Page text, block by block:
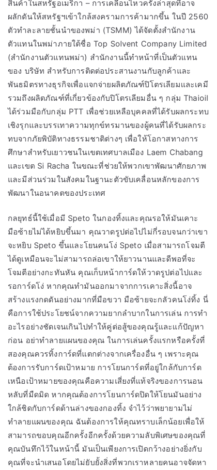
สินค้าในสหรัฐอเมริกา – การเคลื่อนไหวครั้งล่าสุดที่อาจ
ผลักดันให้สหรัฐฯเข้าใกล้สงครามการค้ามากขึ้น ในปี 2560
ตัวทำละลายชั้นนำของพม่า (TSMM) ได้จัดตั้งสำนักงาน
ตัวแทนในพม่าภายใต้ชื่อ Top Solvent Company Limited
(สำนักงานตัวแทนพม่า) สำนักงานนี้ทำหน้าที่เป็นตัวแทน
ของ บริษัท สำหรับการติดต่อประสานงานกับลูกค้าและ
พันธมิตรทางธุรกิจเพื่อแจกจ่ายผลิตภัณฑ์ปิโตรเลียมและเคมี
รวมถึงผลิตภัณฑ์ที่เกี่ยวข้องกับปิโตรเลียมอื่น ๆ กลุ่ม Thaioil
ได้ร่วมมือกับกลุ่ม PTT เพื่อช่วยเหลือบุคคลที่ได้รับผลกระทบ
เชิงรุกและบรรเทาความทุกข์ทรมานของผู้คนที่ได้รับผลกระ
ทบจากภัยพิบัติทางธรรมชาติต่างๆ เพื่อให้โอกาสทางการ
ศึกษาสำหรับเยาวชนในเขตเทศบาลเมือง Laem Chabang
และเขต Si Racha ในขณะที่ช่วยให้พวกเขาพัฒนาศักยภาพ
และมีส่วนร่วมในสังคมในฐานะตัวขับเคลื่อนหลักของการ
พัฒนาในอนาคตของประเทศ
กลยุทธ์นี้ใช้เมื่อมี Speto ในกองทิ้งและคุณรอให้มันเคาะ
มือซ้ายไม่ได้หยิบขึ้นมา คุณวาดรูปต่อไปไม่กี่รอบจนกว่าเขา
จะหยิบ Speto ขึ้นและโยนคนโง่ Speto เมื่อสามารถโจมตี
ได้ดูเหมือนจะไม่สามารถล่อเขาให้ยาวนานและดีพอที่จะ
โจมตีอย่างกะทันหัน คุณเก็บหน้าการ์ดให้วาดรูปต่อไปและ
รอการ์ดโง่ หากคุณทำมันออกมาจากการเคาะสิ่งนี้อาจ
สร้างแรงกดดันอย่างมากที่มือขวา มือซ้ายจะกลัวคนโง่ทิ้ง นี่
คือการใช้ประโยชน์จากความยากลำบากในการเล่น การทำ
อะไรอย่างชัดเจนเกินไปทำให้คู่ต่อสู้ของคุณรู้และแก้ปัญหา
ก่อน อย่าทำลายแผนของคุณ ในการเล่นครั้งแรกหรือครั้งที่
สองคุณควรทิ้งการ์ดที่แตกต่างจากเครื่องอื่น ๆ เพราะคุณ
ต้องการรับการ์ดเป้าหมาย การโยนการ์ดที่อยู่ใกล้กับการ์ด
เหนือเป้าหมายของคุณคือความเสี่ยงที่แท้จริงของการนอน
หลับที่มืดมิด หากคุณต้องการโยนการ์ดปิดให้โยนมันอย่าง
ใกล้ชิดกับการ์ดด้านล่างของกองทิ้ง จำไว้ว่าพยายามไม่
ทำลายแผนของคุณ ฉันต้องการให้คุณทราบเล็กน้อยเพื่อให้
สามารถขอบคุณอีกครั้งอีกครั้งด้วยความลับพิเศษของคุณที่
คุณบันทึกไว้ในหน้านี้ มันเป็นเพียงการเปิดกว้างอย่างยิ่งกับ
คุณที่จะนำเสนอโดยไม่ยับยั้งสิ่งที่พวกเราหลายคนอาจจัดหา